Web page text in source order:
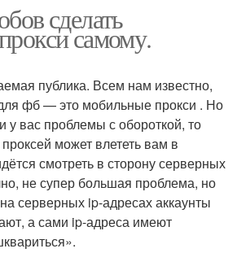
сделать
самому.
публика. Всем нам известно,
фб — это мобильные прокси . Но
у вас проблемы с обороткой, то
может влететь вам в
смотреть в сторону серверных
не супер большая проблема, но
серверных ip-адресах аккаунты
а сами ip-адреса имеют